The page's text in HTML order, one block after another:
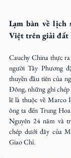
Lạm bàn về lịch
Việt trên giải đất
Cauchy China thực
người Tây Phương
thuyền đầu tiên của
Đông, những ghi
lẽ là thuộc về Marco
ông ta đến Trung
Nguyên 24 năm và
chép dưới đây của
Giao Chỉ.